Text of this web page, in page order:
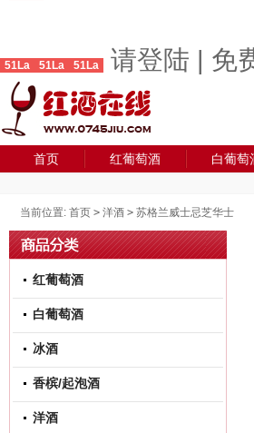
51La 51La 51La 请登陆 | 免
首页 红葡萄酒 白葡萄
当前位置: 首页 > 洋酒 > 苏格兰威士忌芝华士
红葡萄酒
白葡萄酒
冰酒
香槟/起泡酒
洋酒